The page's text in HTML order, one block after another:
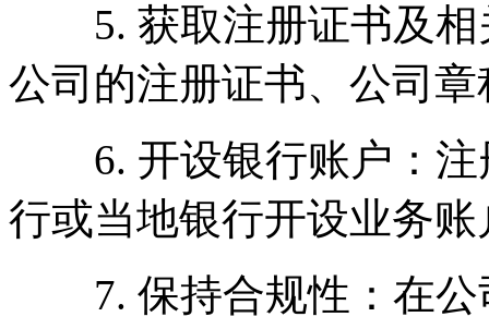
5. 获取注册证书及相
公司的注册证书、公司
6. 开设银行账户：注
行或当地银行开设业务
7. 保持合规性：在公